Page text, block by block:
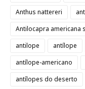
Anthus nattereri
Antilocapra americana
antilope
antílope
antílope-americano
antílopes do deserto